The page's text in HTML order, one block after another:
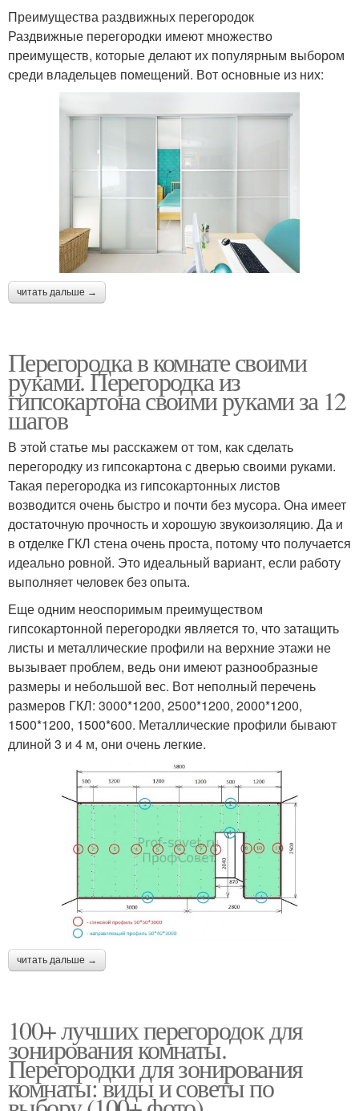
Преимущества раздвижных перегородок
Раздвижные перегородки имеют множество
преимуществ, которые делают их популярным выбором
среди владельцев помещений. Вот основные из них:
читать дальше →
Перегородка в комнате своими
руками. Перегородка из
гипсокартона своими руками за 12
шагов
В этой статье мы расскажем от том, как сделать
перегородку из гипсокартона с дверью своими руками.
Такая перегородка из гипсокартонных листов
возводится очень быстро и почти без мусора. Она имеет
достаточную прочность и хорошую звукоизоляцию. Да и
в отделке ГКЛ стена очень проста, потому что получается
идеально ровной. Это идеальный вариант, если работу
выполняет человек без опыта.
Еще одним неоспоримым преимуществом
гипсокартонной перегородки является то, что затащить
листы и металлические профили на верхние этажи не
вызывает проблем, ведь они имеют разнообразные
размеры и небольшой вес. Вот неполный перечень
размеров ГКЛ: 3000*1200, 2500*1200, 2000*1200,
1500*1200, 1500*600. Металлические профили бывают
длиной 3 и 4 м, они очень легкие.
читать дальше →
100+ лучших перегородок для
зонирования комнаты.
Перегородки для зонирования
комнаты: виды и советы по